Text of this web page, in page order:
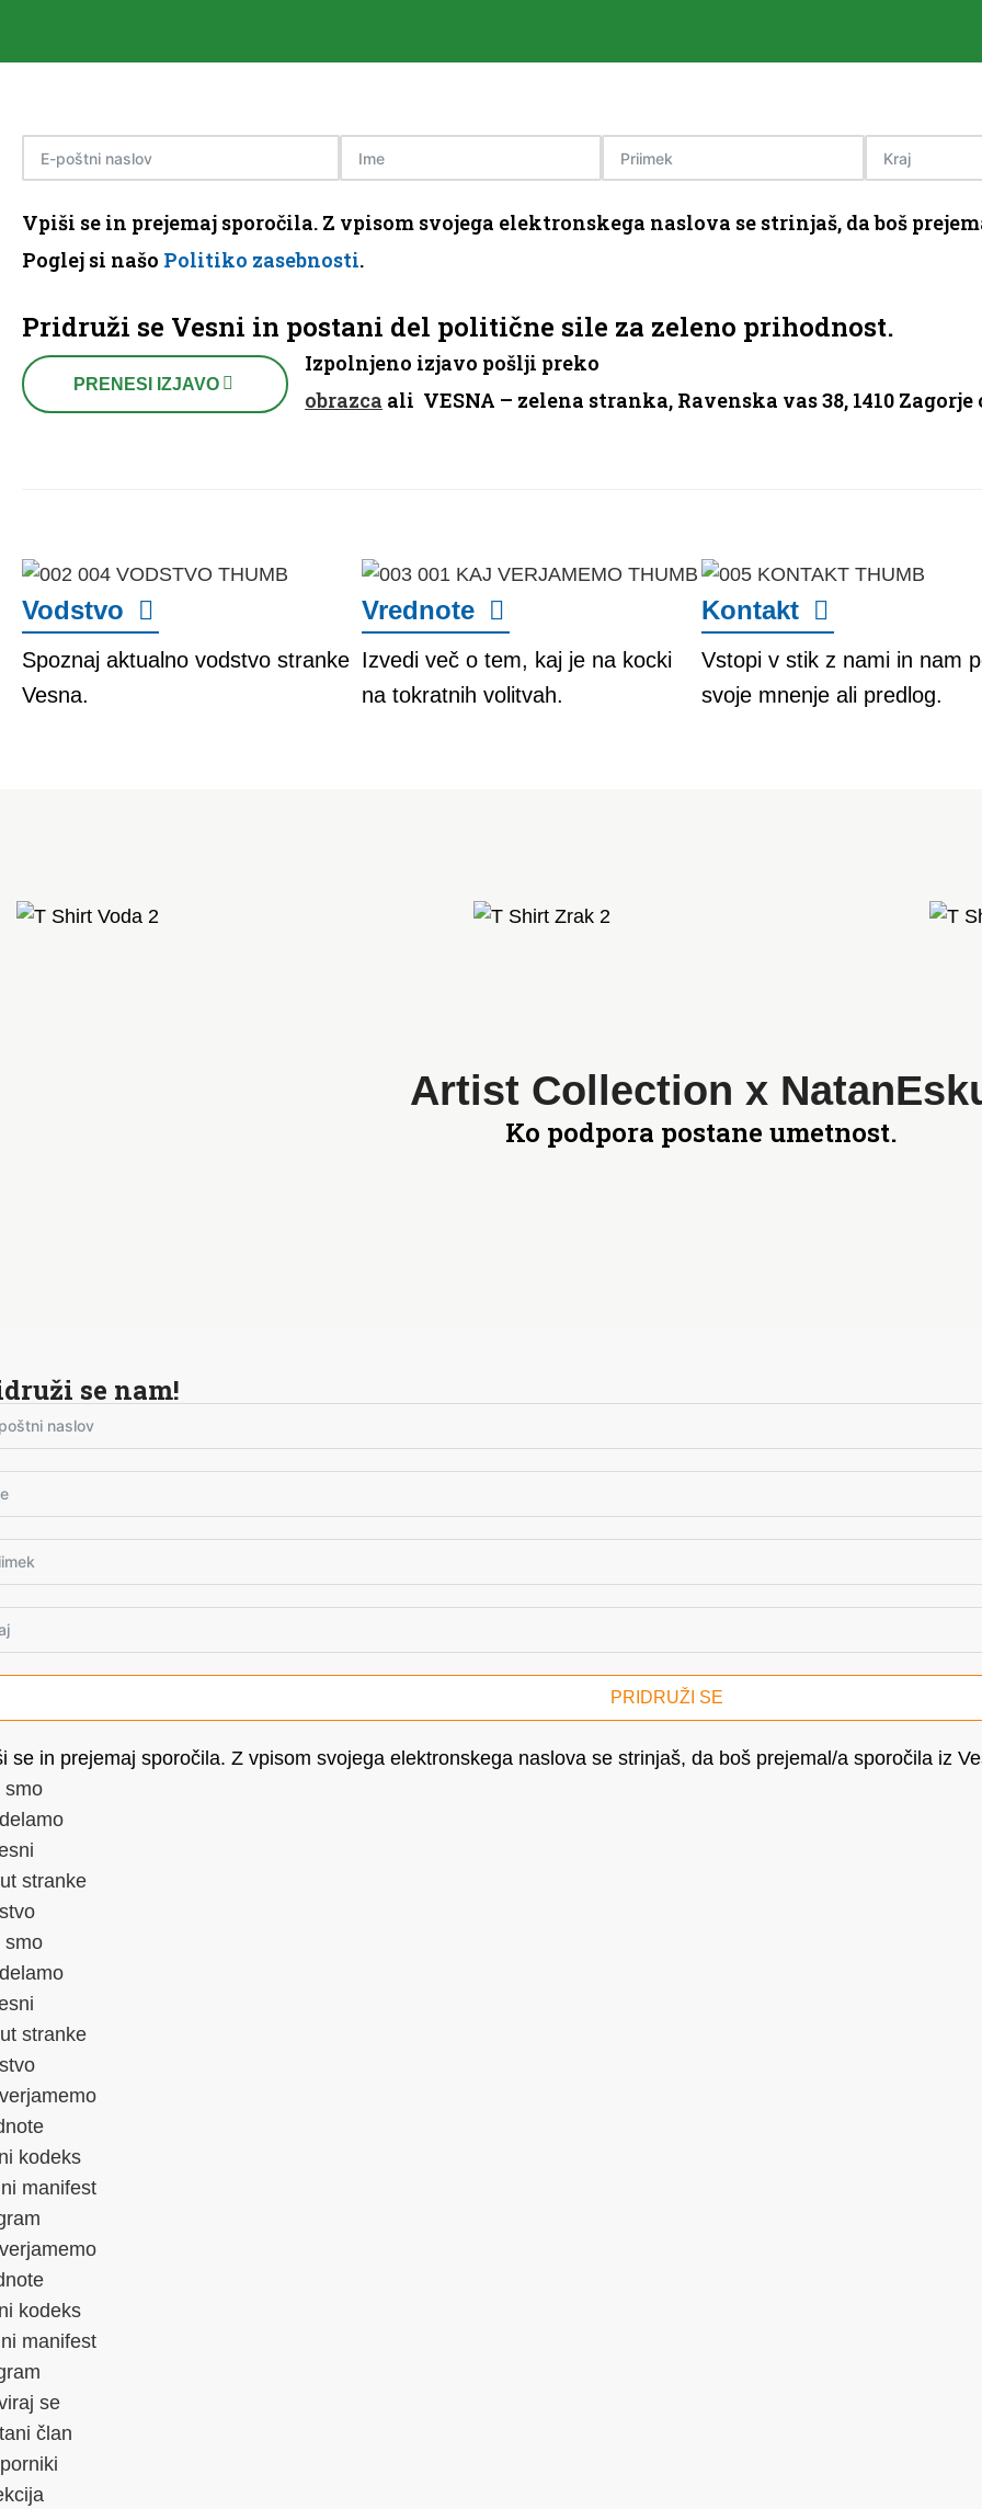
Vpiši se in prejemaj sporočila. Z vpisom svojega elektronskega naslova se strinjaš, da boš
Poglej si našo Politiko zasebnosti.
Pridruži se Vesni in postani del politične sile za zeleno prihodnost.
PRENESI IZJAVO
Izpolnjeno izjavo pošlji preko
obrazca ali VESNA – zelena stranka, Ravenska vas 38, 1410 Zagorje
Vodstvo
Spoznaj aktualno vodstvo stranke
Vesna.
Vrednote
Izvedi več o tem, kaj je na kocki
na tokratnih volitvah.
Kontakt
Vstopi v stik z nami in nam
svoje mnenje ali predlog.
Artist Collection x
Ko podpora postane umetnost.
se nam!
PRIDRUŽI SE
se in prejemaj sporočila. Z vpisom svojega elektronskega naslova se strinjaš, da boš prejemal/a sporočila iz
smo
stranke
smo
stranke
kodeks
manifest
kodeks
manifest
se
član